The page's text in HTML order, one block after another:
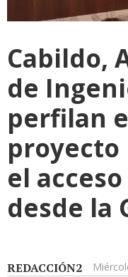
Cabildo,
de
perfilan
el
desde la
REDACCIÓN2